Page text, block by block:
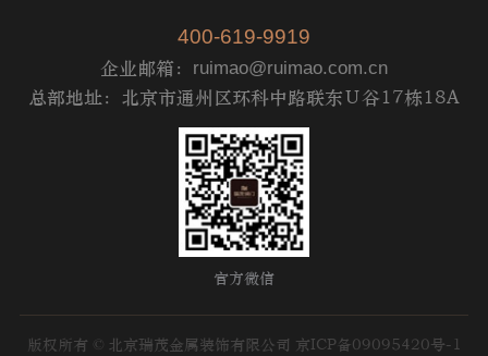
400-619-9919
企业邮箱： ruimao@ruimao.com.cn
总部地址：北京市通州区环科中路联东Ｕ谷17栋18A
官方微信
版权所有 © 北京瑞茂金属装饰有限公司 京ICP备09095420号-1